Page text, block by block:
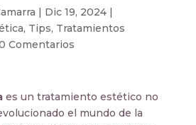
| Dic 19, 2024|
, Tips, Tratamientos
Comentarios
es un tratamiento estético no
el mundo de la